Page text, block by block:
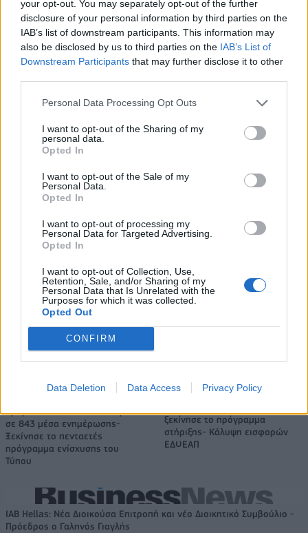
your opt-out. You may separately opt-out of the further
disclosure of your personal information by third parties on the
IAB’s list of downstream participants. This information may
also be disclosed by us to third parties on the IAB’s List of
Downstream Participants that may further disclose it to other
Personal Data Processing Opt Outs
I want to opt-out of the Sharing of my
personal data.
Opted In
I want to opt-out of the Sale of my
Personal Data.
Opted In
I want to opt-out of processing my
Personal Data for Targeted Advertising.
Opted In
I want to opt-out of Collection, Use,
Retention, Sale, and/or Sharing of my
Personal Data that Is Unrelated with the
Purposes for which it was collected.
Opted Out
CONFIRM
Data Deletion Data Access Privacy Policy
Άρης: Ανακοίνωσε την
απόκτηση του Άνταμ Μοκόκα -
Δωρεά της ΚΑΕ στους
Β.Σ. Καρούλιας: Τζίρος 98,7
low & non alcohol
Metlen: Ρεκόρ EBITDA στο α' εξάμηνο, στα 550 εκατ. ευρώ – Καθαρά
κέρδη 313 εκατ. ευρώ
Χρηματοδότηση 8 εκατ. ευρώ
σε 843 μέσα ενημέρωσης-
Ξεκίνησε το πενταετές
πρόγραμμα ενίσχυσης του
Τύπου
Media: Με ενίσχυση 8 εκατ.
ξεκίνησε το πρόγραμμα
στήριξης- Κάλυψη εισφορών
ΕΔΟΕΑΠ
IAB Hellas: Νέα Διοικούσα Επιτροπή και νέο Διοικητικό Συμβούλιο -
Πρόεδρος ο Γαληνός Γιαγλής